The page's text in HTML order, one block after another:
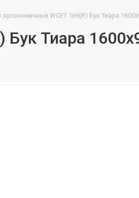
эргономичный WCET 169(R) Бук Тиара
Тиара